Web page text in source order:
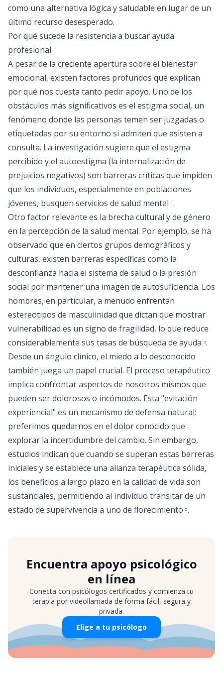
como una alternativa lógica y saludable en lugar de un
último recurso desesperado.
Por qué sucede la resistencia a buscar ayuda
profesional
A pesar de la creciente apertura sobre el bienestar
emocional, existen factores profundos que explican
por qué nos cuesta tanto pedir apoyo. Uno de los
obstáculos más significativos es el estigma social, un
fenómeno donde las personas temen ser juzgadas o
etiquetadas por su entorno si admiten que asisten a
consulta. La investigación sugiere que el estigma
percibido y el autoestigma (la internalización de
prejuicios negativos) son barreras críticas que impiden
que los individuos, especialmente en poblaciones
jóvenes, busquen servicios de salud mental 1.
Otro factor relevante es la brecha cultural y de género
en la percepción de la salud mental. Por ejemplo, se ha
observado que en ciertos grupos demográficos y
culturas, existen barreras específicas como la
desconfianza hacia el sistema de salud o la presión
social por mantener una imagen de autosuficiencia. Los
hombres, en particular, a menudo enfrentan
estereotipos de masculinidad que dictan que mostrar
vulnerabilidad es un signo de fragilidad, lo que reduce
considerablemente sus tasas de búsqueda de ayuda 3.
Desde un ángulo clínico, el miedo a lo desconocido
también juega un papel crucial. El proceso terapéutico
implica confrontar aspectos de nosotros mismos que
pueden ser dolorosos o incómodos. Esta "evitación
experiencial" es un mecanismo de defensa natural;
preferimos quedarnos en el dolor conocido que
explorar la incertidumbre del cambio. Sin embargo,
estudios indican que cuando se superan estas barreras
iniciales y se establece una alianza terapéutica sólida,
los beneficios a largo plazo en la calidad de vida son
sustanciales, permitiendo al individuo transitar de un
estado de supervivencia a uno de florecimiento 5.
Encuentra apoyo psicológico
en línea
Conecta con psicólogos certificados y comienza tu
terapia por videollamada de forma fácil, segura y
privada.
Elige a tu psicólogo